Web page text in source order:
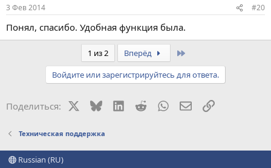
3 Фев 2014 #20
Понял, спасибо. Удобная функция была.
1 из 2 Вперёд
Войдите или зарегистрируйтесь для ответа.
Поделиться: BlueskyLinkedIn
RedditWhatsAppЭлектронная
Ссылка
Техническая поддержка
Russian (RU)